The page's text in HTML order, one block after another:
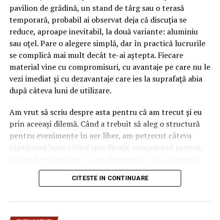
Friday şi Cyber Monday care te vor ajuta să prinzi cele
mai mari discounturi.
5. Încarcă-te de gratuităţi
Întreabă consultaţii în magazinele Answear şi Fashion
Days despre produsele cadou pe care le oferă. Nu ignora
pachetele mici de gratuităţi: se pot folosi, de obicei, mai
outlet.
6. Creează-ţi mai multe email-uri pentru mai multe
House, oferă coduri de reducere pentru înscrierea în
newsletter. Existenţa a mai multor email-uri, oferă
posibilitatea primirii codului de mai multe ori.
pavilion de grădină, un stand de târg sau o terasă
temporară, probabil ai observat deja că discuția se
reduce, aproape inevitabil, la două variante: aluminiu
sau oțel. Pare o alegere simplă, dar în practică lucrurile
se complică mai mult decât te-ai aștepta. Fiecare
material vine cu compromisuri, cu avantaje pe care nu le
vezi imediat și cu dezavantaje care ies la suprafață abia
după câteva luni de utilizare.
Am vrut să scriu despre asta pentru că am trecut și eu
prin aceeași dilemă. Când a trebuit să aleg o structură
pentru evenimente în aer liber, am petrecut câteva
săptămâni bune citind specificații, comparând prețuri,
„corect” depinde mult de context, de cât de des muți
pavilionul și de ce condiții meteo ai de înfruntat.
CITESTE IN CONTINUARE